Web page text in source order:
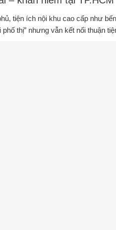
tiện ích nội khu cao cấp như
thị” nhưng vẫn kết nối thuận